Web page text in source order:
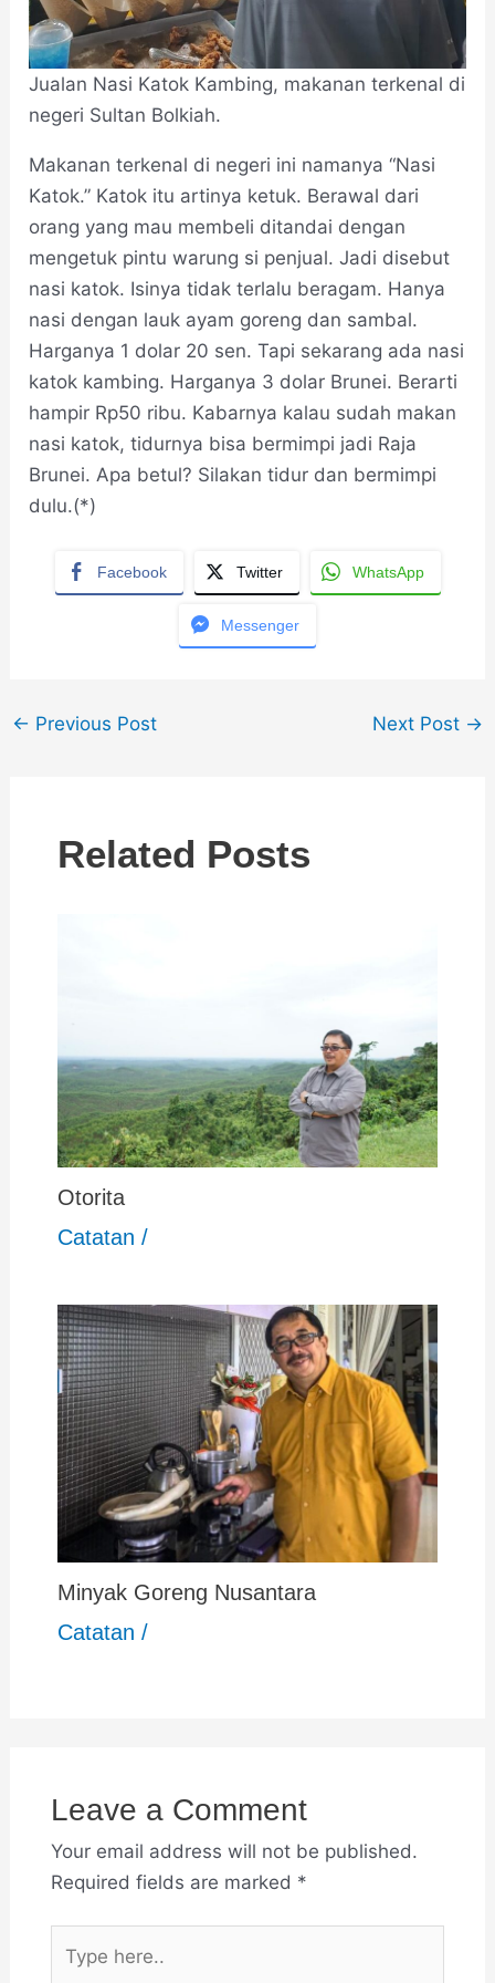
Jualan Nasi Katok Kambing, makanan terkenal di
negeri Sultan Bolkiah.
Makanan terkenal di negeri ini namanya “Nasi
Katok.” Katok itu artinya ketuk. Berawal dari
orang yang mau membeli ditandai dengan
mengetuk pintu warung si penjual. Jadi disebut
nasi katok. Isinya tidak terlalu beragam. Hanya
nasi dengan lauk ayam goreng dan sambal.
Harganya 1 dolar 20 sen. Tapi sekarang ada nasi
katok kambing. Harganya 3 dolar Brunei. Berarti
hampir Rp50 ribu. Kabarnya kalau sudah makan
nasi katok, tidurnya bisa bermimpi jadi Raja
Brunei. Apa betul? Silakan tidur dan bermimpi
dulu.(*)
Facebook Twitter WhatsApp
Messenger
← Previous Post Next Post →
Related Posts
Otorita
Catatan /
Minyak Goreng Nusantara
Catatan /
Leave a Comment
Your email address will not be published.
Required fields are marked *
here..